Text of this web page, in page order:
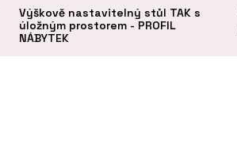
Výškově nastavitelný stůl TAK s
úložným prostorem - PROFIL
NÁBYTEK